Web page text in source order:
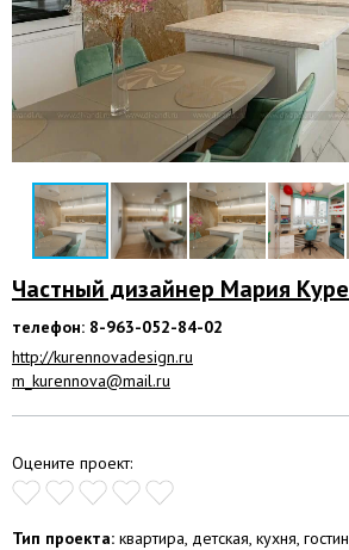
Частный дизайнер Мария
телефон: 8-963-052-84-02
http://kurennovadesign.ru
m_kurennova@mail.ru
Оцените проект:
Тип проекта: квартира, детская, кухня,